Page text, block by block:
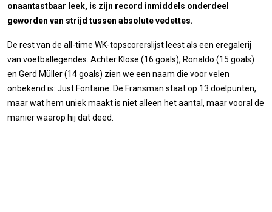
onaantastbaar leek, is zijn record inmiddels onderdeel
geworden van strijd tussen absolute vedettes.
De rest van de all-time WK-topscorerslijst leest als een eregalerij
van voetballegendes. Achter Klose (16 goals), Ronaldo (15 goals)
en Gerd Müller (14 goals) zien we een naam die voor velen
onbekend is: Just Fontaine. De Fransman staat op 13 doelpunten,
maar wat hem uniek maakt is niet alleen het aantal, maar vooral de
manier waarop hij dat deed.